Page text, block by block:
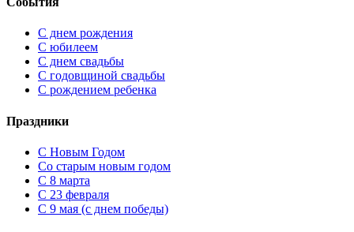
С днем рождения
С юбилеем
С днем свадьбы
С годовщиной свадьбы
С рождением ребенка
Праздники
C Новым Годом
Cо старым новым годом
С 8 марта
С 23 февраля
С 9 мая (с днем победы)